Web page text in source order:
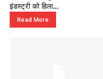
इंडस्ट्री को हिला...
Read More